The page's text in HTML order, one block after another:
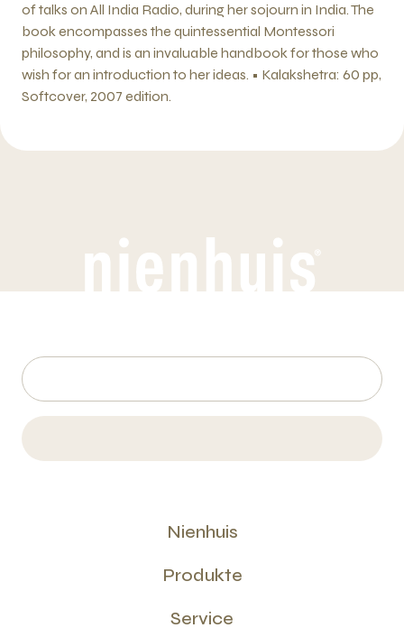
of talks on All India Radio, during her sojourn in India. The
book encompasses the quintessential Montessori
philosophy, and is an invaluable handbook for those who
wish for an introduction to her ideas. • Kalakshetra: 60 pp,
Softcover, 2007 edition.
Nienhuis
Produkte
Service